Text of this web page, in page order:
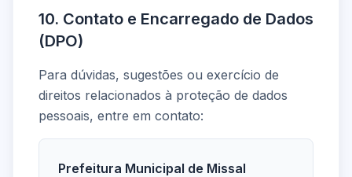
10. Contato e Encarregado de Dados
(DPO)
Para dúvidas, sugestões ou exercício de
direitos relacionados à proteção de dados
pessoais, entre em contato:
Prefeitura Municipal de Missal